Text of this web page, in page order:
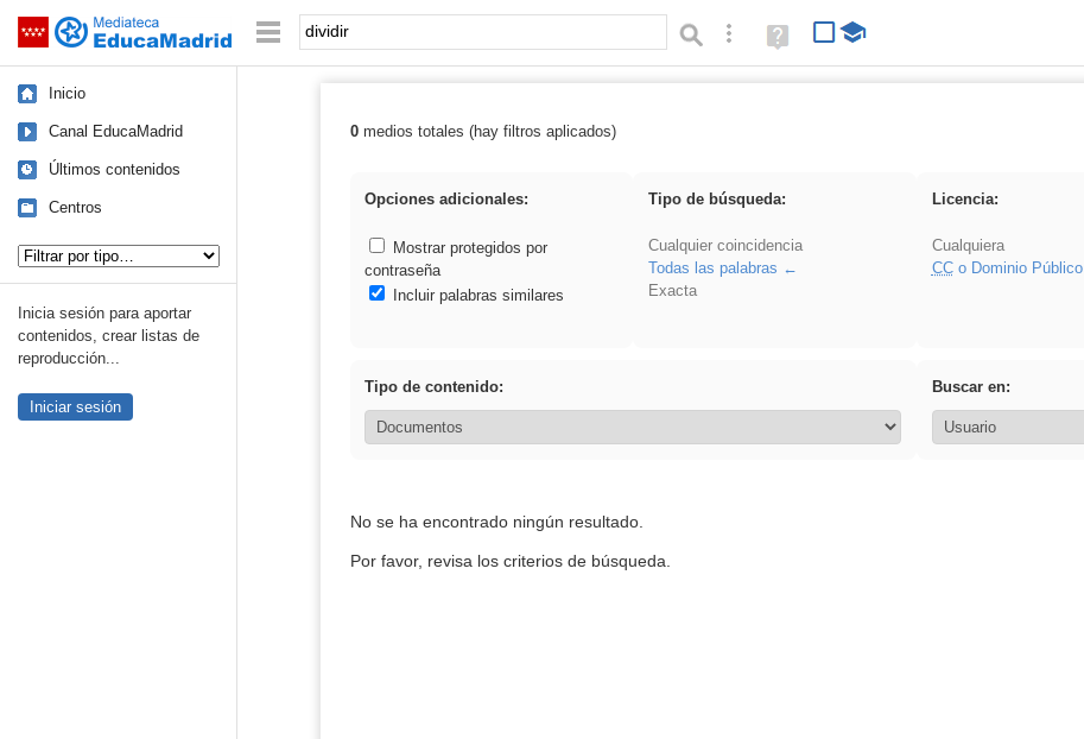
Saltar navegación Palabra o frase: Búsqueda avanzada
Ayuda
(en
Inicio
Canal EducaMadrid
Últimos contenidos
Centros
Inicia sesión para aportar
contenidos, crear listas de
reproducción...
Iniciar sesión
Resultados de: dividir
0medios totales (hay filtros aplicados)
Opciones adicionales:
Mostrar protegidos por
contraseña
Incluir palabras similares
Tipo de búsqueda:
Cualquier coincidencia
Todas las palabras
Exacta
Licencia:
Cualquiera
CCo Dominio Público
Tipo de contenido: Buscar en:
No se ha encontrado ningún resultado.
Por favor, revisa los criterios de búsqueda.